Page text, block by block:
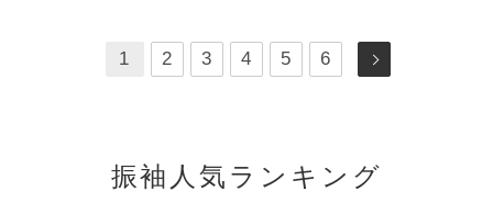
1 2 3 4 5 6
振袖人気ランキング